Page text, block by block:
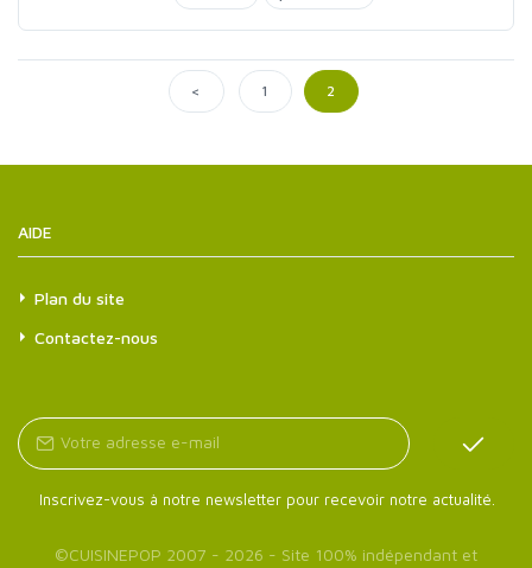
< 1 2
AIDE
Plan du site
Contactez-nous
Inscrivez-vous à notre newsletter pour recevoir notre actualité.
©CUISINEPOP 2007 - 2026 - Site 100% indépendant et